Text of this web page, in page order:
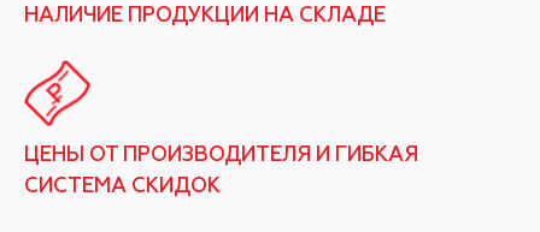
НАЛИЧИЕ ПРОДУКЦИИ НА СКЛАДЕ
ЦЕНЫ ОТ ПРОИЗВОДИТЕЛЯ И ГИБКАЯ
СИСТЕМА СКИДОК